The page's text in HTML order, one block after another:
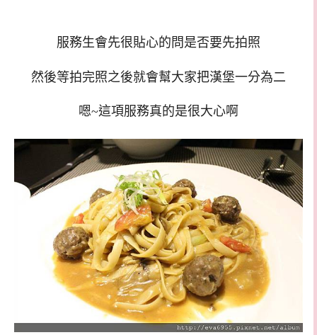
服務生會先很貼心的問是否要先拍照
然後等拍完照之後就會幫大家把漢堡一分為二
嗯~這項服務真的是很大心啊